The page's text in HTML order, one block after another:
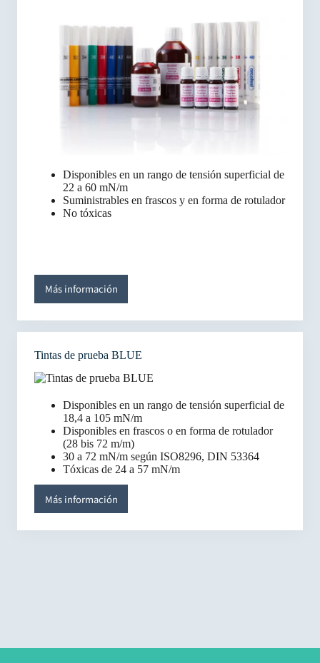
Disponibles en un rango de tensión superficial de
22 a 60 mN/m
Suministrables en frascos y en forma de rotulador
No tóxicas
Más información
Tintas de prueba BLUE
Disponibles en un rango de tensión superficial de
18,4 a 105 mN/m
Disponibles en frascos o en forma de rotulador
(28 bis 72 m/m)
30 a 72 mN/m según ISO8296, DIN 53364
Tóxicas de 24 a 57 mN/m
Más información